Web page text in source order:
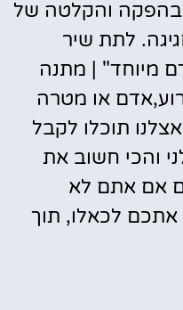
בישראל מאז שנת 2011 בהפקה והקלטה של
לתת שיר
מיוחד" | מתנה
או מטרה
תוכלו לקבל
והכי חשוב את
אם אתם לא
אתכם לכאלו, תוך